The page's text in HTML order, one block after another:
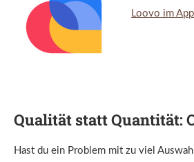
Loovo im
Qualität statt Quantität:
Hast du ein Problem mit zu viel